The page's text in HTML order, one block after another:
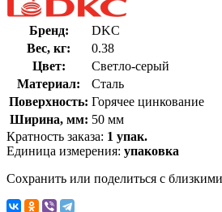
Бренд:
DKC
Вес, кг:
0.38
Цвет:
Светло-серый
Материал:
Сталь
Поверхность: Горячее цинкование
Ширина, мм: 50 мм
Кратность заказа: 1 упак.
Единица измерения: упаковка
Сохранить или поделиться с